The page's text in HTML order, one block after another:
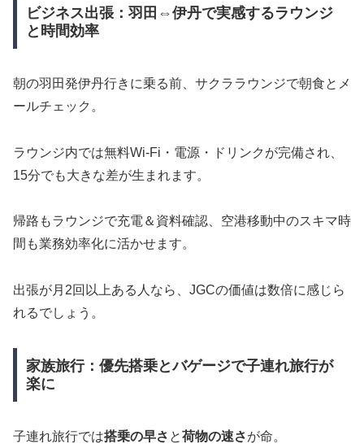
ビジネス出張：羽田⇔伊丹で実感するラウンジ
と時間効率
朝の羽田発伊丹行きに乗る前、サクララウンジで朝食とメ
ールチェック。
ラウンジ内では無料Wi-Fi・電源・ドリンクが完備され、
15分でも大きな差が生まれます。
帰路もラウンジで充電＆資料確認、空港移動中のスキマ時
間も業務効率化に活かせます。
出張が月2回以上ある人なら、JGCの価値は数倍に感じら
れるでしょう。
家族旅行：優先搭乗とバゲージで子連れ旅行が
楽に
子連れ旅行では搭乗の早さ と荷物の速さが命。